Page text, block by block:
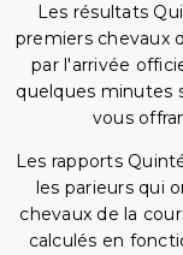
Les résultats
premiers chevaux
par l'arrivée
quelques minutes
vous
Les rapports
les parieurs qui
chevaux de la
calculés en